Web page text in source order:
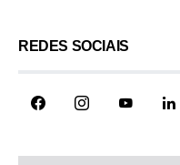
REDES SOCIAIS